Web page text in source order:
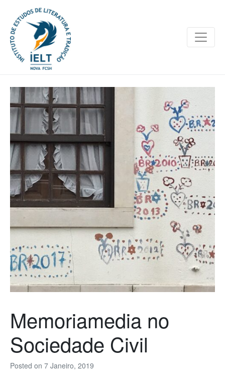
Posted on 7 Janeiro, 2019
Memoriamedia no
Sociedade Civil